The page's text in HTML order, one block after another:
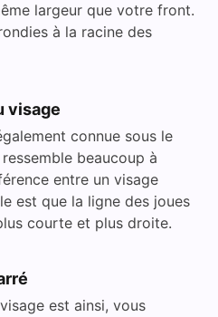
largeur que votre front.
à la racine des
visage
connue sous le
beaucoup à
entre un visage
est que la ligne des joues
courte et plus droite.
est ainsi, vous